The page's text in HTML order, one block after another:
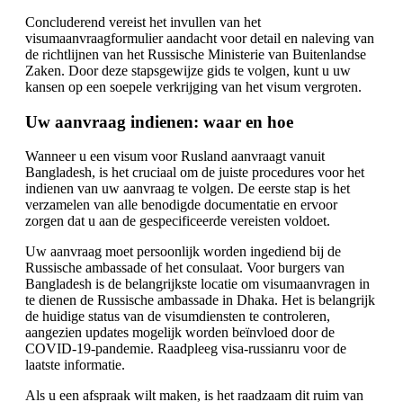
Concluderend vereist het invullen van het
visumaanvraagformulier aandacht voor detail en naleving van
de richtlijnen van het Russische Ministerie van Buitenlandse
Zaken. Door deze stapsgewijze gids te volgen, kunt u uw
kansen op een soepele verkrijging van het visum vergroten.
Uw aanvraag indienen: waar en hoe
Wanneer u een visum voor Rusland aanvraagt vanuit
Bangladesh, is het cruciaal om de juiste procedures voor het
indienen van uw aanvraag te volgen. De eerste stap is het
verzamelen van alle benodigde documentatie en ervoor
zorgen dat u aan de gespecificeerde vereisten voldoet.
Uw aanvraag moet persoonlijk worden ingediend bij de
Russische ambassade of het consulaat. Voor burgers van
Bangladesh is de belangrijkste locatie om visumaanvragen in
te dienen de Russische ambassade in Dhaka. Het is belangrijk
de huidige status van de visumdiensten te controleren,
aangezien updates mogelijk worden beïnvloed door de
COVID-19-pandemie. Raadpleeg visa-russianru voor de
laatste informatie.
Als u een afspraak wilt maken, is het raadzaam dit ruim van